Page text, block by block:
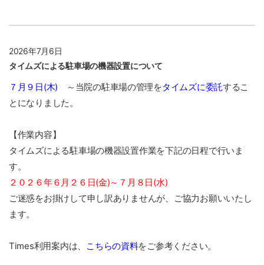
2026年7月6日
タイムズによる駐車場の機器設置について
７月９日(木) ～当院の駐車場の管理をタイムズに委託するこ
とになりました。
【作業内容】
タイムズによる駐車場の機器設置作業を下記の日程で行いま
す。
２０２６年６月２６日(金)～７月８日(水)
ご迷惑をお掛けして申し訳ありませんが、ご協力お願いいたし
ます。
Times利用案内は、 こちらの資料をご参考ください。